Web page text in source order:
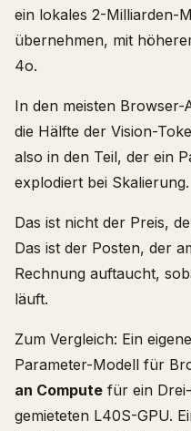
ein lokales 2-Milliarden-
übernehmen, mit
4o.
In den meisten
die Hälfte der Vision-
also in den Teil, der ein
explodiert bei Skalierung.
Das ist nicht der Preis,
Das ist der Posten, der
Rechnung auftaucht,
läuft.
Zum Vergleich: Ein
Parameter-Modell für
an Compute für ein
gemieteten L40S-GPU.